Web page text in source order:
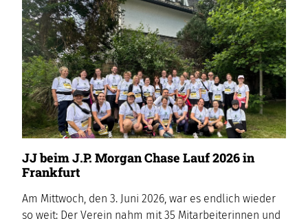
JJ beim J.P. Morgan Chase Lauf 2026 in
Frankfurt
Am Mittwoch, den 3. Juni 2026, war es endlich wieder
so weit: Der Verein nahm mit 35 Mitarbeiterinnen und